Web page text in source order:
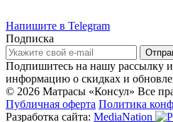
Напишите в Telegram
Подписка
Подпишитесь на нашу рассылку
информацию о скидках и
© 2026 Матрасы «Консул» Все
Публичная оферта Политика
Разработка сайта: MediaNation